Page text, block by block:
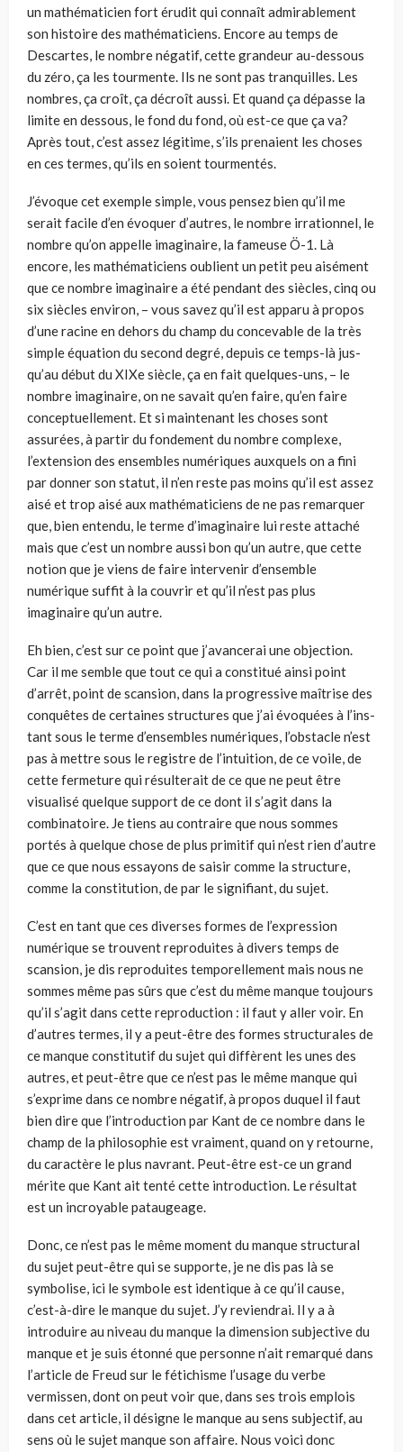
un mathématicien fort érudit qui connaît admirablement
son histoire des mathématiciens. Encore au temps de
Descartes, le nombre négatif, cette grandeur au-dessous
du zéro, ça les tourmente. Ils ne sont pas tranquilles. Les
nombres, ça croît, ça décroît aussi. Et quand ça dépasse la
limite en dessous, le fond du fond, où est-ce que ça va?
Après tout, c’est assez légitime, s’ils prenaient les choses
en ces termes, qu’ils en soient tourmentés.
J’évoque cet exemple simple, vous pensez bien qu’il me
serait facile d’en évoquer d’autres, le nombre irrationnel, le
nombre qu’on appelle imaginaire, la fameuse Ö-1. Là
encore, les mathématiciens oublient un petit peu aisément
que ce nombre imaginaire a été pendant des siècles, cinq ou
six siècles environ, – vous savez qu’il est apparu à propos
d’une racine en dehors du champ du concevable de la très
simple équation du second degré, depuis ce temps-là jus­
qu’au début du XIXe siècle, ça en fait quelques-uns, – le
nombre imaginaire, on ne savait qu’en faire, qu’en faire
conceptuellement. Et si maintenant les choses sont
assurées, à partir du fondement du nombre complexe,
l’extension des ensembles numériques auxquels on a fini
par donner son statut, il n’en reste pas moins qu’il est assez
aisé et trop aisé aux mathématiciens de ne pas remar­quer
que, bien entendu, le terme d’imaginaire lui reste attaché
mais que c’est un nombre aussi bon qu’un autre, que cette
notion que je viens de faire intervenir d’ensemble
numérique suffit à la couvrir et qu’il n’est pas plus
imaginaire qu’un autre.
Eh bien, c’est sur ce point que j’avancerai une objection.
Car il me semble que tout ce qui a constitué ainsi point
d’arrêt, point de scansion, dans la pro­gressive maîtrise des
conquêtes de certaines structures que j’ai évoquées à l’ins­
tant sous le terme d’ensembles numériques, l’obstacle n’est
pas à mettre sous le registre de l’intuition, de ce voile, de
cette fermeture qui résulterait de ce que ne peut être
visualisé quelque support de ce dont il s’agit dans la
combinatoire. Je tiens au contraire que nous sommes
portés à quelque chose de plus primitif qui n’est rien d’autre
que ce que nous essayons de saisir comme la structure,
comme la constitution, de par le signifiant, du sujet.
C’est en tant que ces diverses formes de l’expression
numérique se trouvent reproduites à divers temps de
scansion, je dis reproduites temporellement mais nous ne
sommes même pas sûrs que c’est du même manque toujours
qu’il s’agit dans cette reproduction : il faut y aller voir. En
d’autres termes, il y a peut-être des formes structurales de
ce manque constitutif du sujet qui diffèrent les unes des
autres, et peut-être que ce n’est pas le même manque qui
s’exprime dans ce nombre négatif, à propos duquel il faut
bien dire que l’introduction par Kant de ce nombre dans le
champ de la philosophie est vraiment, quand on y retourne,
du caractère le plus navrant. Peut-être est-ce un grand
mérite que Kant ait tenté cette introduction. Le résultat
est un incroyable pataugeage.
Donc, ce n’est pas le même moment du manque structural
du sujet peut-être qui se supporte, je ne dis pas là se
symbolise, ici le symbole est identique à ce qu’il cause,
c’est-à-dire le manque du sujet. J’y reviendrai. Il y a à
introduire au niveau du manque la dimension subjective du
manque et je suis étonné que per­sonne n’ait remarqué dans
l’article de Freud sur le fétichisme l’usage du verbe
vermissen, dont on peut voir que, dans ses trois emplois
dans cet article, il désigne le manque au sens subjectif, au
sens où le sujet manque son affaire. Nous voici donc